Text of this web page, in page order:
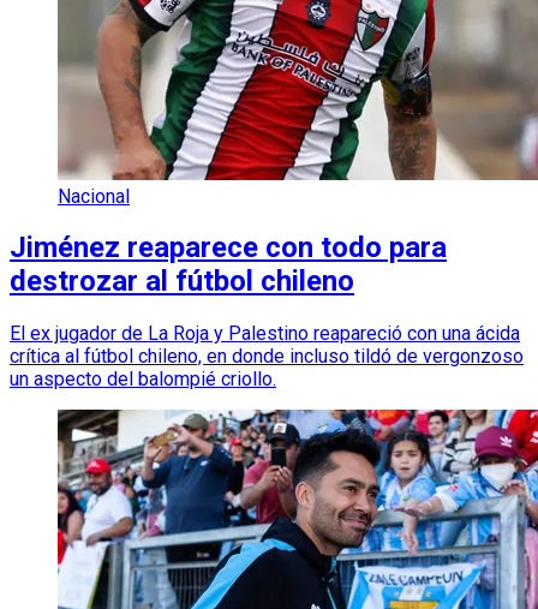
Nacional
Jiménez reaparece con todo para
destrozar al fútbol chileno
El ex jugador de La Roja y Palestino reapareció con una ácida
crítica al fútbol chileno, en donde incluso tildó de vergonzoso
un aspecto del balompié criollo.